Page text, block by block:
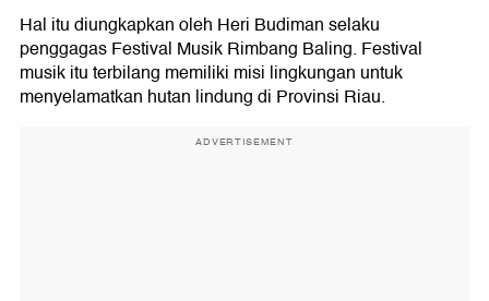
Hal itu diungkapkan oleh Heri Budiman selaku
penggagas Festival Musik Rimbang Baling. Festival
musik itu terbilang memiliki misi lingkungan untuk
menyelamatkan hutan lindung di Provinsi Riau.
ADVERTISEMENT